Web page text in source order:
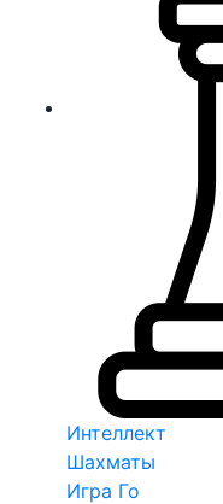
Интеллект
Шахматы
Игра Го